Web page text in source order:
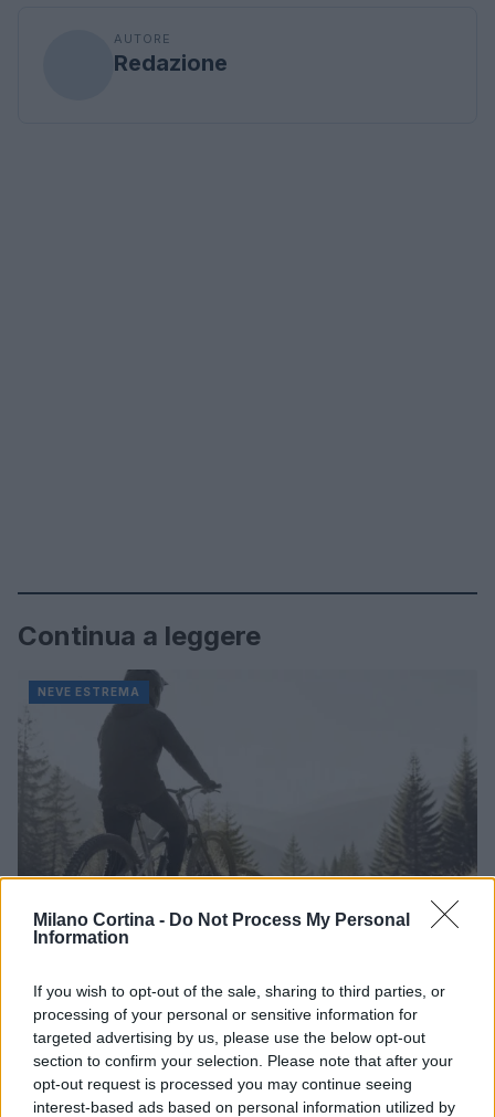
Milano Cortina - Do Not Process My Personal
Information
If you wish to opt-out of the sale, sharing to third parties, or
processing of your personal or sensitive information for
targeted advertising by us, please use the below opt-out
section to confirm your selection. Please note that after your
opt-out request is processed you may continue seeing
interest-based ads based on personal information utilized by
AUTORE
Redazione
Continua a leggere
NEVE ESTREMA
Nuove combinazioni di carcasse e mescole per
pneumatici MTB Gravity di Continental
Camilla Bellini · 7 Ago 2026
NEVE ESTREMA